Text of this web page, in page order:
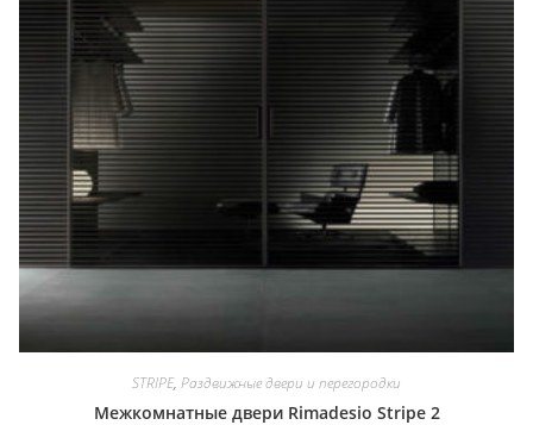
STRIPE, Раздвижные двери и перегородки
Межкомнатные двери Rimadesio Stripe 2